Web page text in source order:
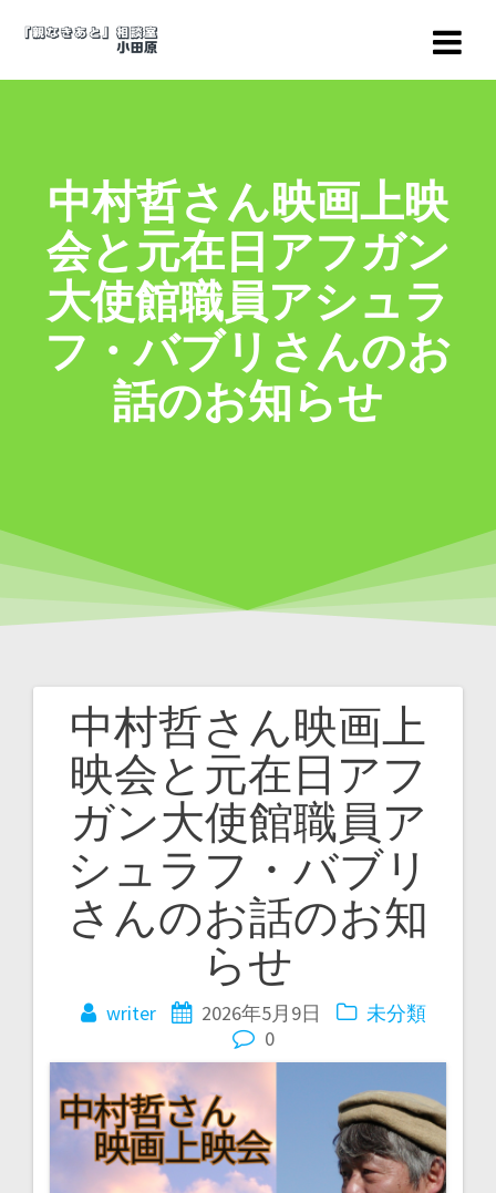
ン
キ
ッ
プ
中村哲さん映画上映
会と元在日アフガン
大使館職員アシュラ
フ・バブリさんのお
話のお知らせ
中村哲さん映画上
映会と元在日アフ
ガン大使館職員ア
シュラフ・バブリ
さんのお話のお知
らせ
writer 2026年5月9日
未分類
0
投
稿
ナ
ビ
ゲ
ョ
ン